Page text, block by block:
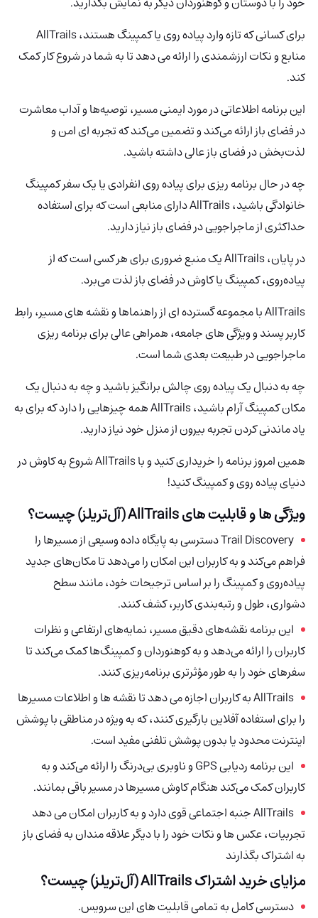
برای کسانی که تازه وارد پیاده روی یا کمپینگ هستند، AllTrails
منابع و نکات ارزشمندی را ارائه می دهد تا به شما در شروع کار کمک
کند.
این برنامه اطلاعاتی در مورد ایمنی مسیر، توصیه‌ها و آداب معاشرت
در فضای باز ارائه می‌کند و تضمین می‌کند که تجربه ای امن و
لذت‌بخش در فضای باز عالی داشته باشید.
چه در حال برنامه ریزی برای پیاده روی انفرادی یا یک سفر کمپینگ
خانوادگی باشید، AllTrails دارای منابعی است که برای استفاده
حداکثری از ماجراجویی در فضای باز نیاز دارید.
در پایان، AllTrails یک منبع ضروری برای هر کسی است که از
پیاده‌روی، کمپینگ یا کاوش در فضای باز لذت می‌برد.
AllTrails با مجموعه گسترده ای از راهنماها و نقشه های مسیر، رابط
کاربر پسند و ویژگی های جامعه، همراهی عالی برای برنامه ریزی
ماجراجویی در طبیعت بعدی شما است.
چه به دنبال یک پیاده روی چالش برانگیز باشید و چه به دنبال یک
مکان کمپینگ آرام باشید، AllTrails همه چیزهایی را دارد که برای به
یاد ماندنی کردن تجربه بیرون از منزل خود نیاز دارید.
همین امروز برنامه را خریداری کنید و با AllTrails شروع به کاوش در
دنیای پیاده روی و کمپینگ کنید!
ویژگی ها و قابلیت های AllTrails (آل‌تریلز) چیست؟
Trail Discovery دسترسی به پایگاه داده وسیعی از مسیرها را
فراهم می‌کند و به کاربران این امکان را می‌دهد تا مکان‌های جدید
پیاده‌روی و کمپینگ را بر اساس ترجیحات خود، مانند سطح
دشواری، طول و رتبه‌بندی کاربر، کشف کنند.
این برنامه نقشه‌های دقیق مسیر، نمایه‌های ارتفاعی و نظرات
کاربران را ارائه می‌دهد و به کوهنوردان و کمپینگ‌ها کمک می‌کند تا
سفرهای خود را به طور مؤثرتری برنامه‌ریزی کنند.
AllTrailsبه کاربران اجازه می دهد تا نقشه ها و اطلاعات مسیرها
را برای استفاده آفلاین بارگیری کنند، که به ویژه در مناطقی با پوشش
اینترنت محدود یا بدون پوشش تلفنی مفید است.
این برنامه ردیابی GPS و ناوبری بی‌درنگ را ارائه می‌کند و به
کاربران کمک می‌کند هنگام کاوش مسیرها در مسیر باقی بمانند.
AllTrailsجنبه اجتماعی قوی دارد و به کاربران امکان می دهد
تجربیات، عکس ها و نکات خود را با دیگر علاقه مندان به فضای باز
به اشتراک بگذارند
مزایای خرید اشتراک AllTrails (آل‌تریلز) چیست؟
دسترسی کامل به تمامی قابلیت های این سرویس.